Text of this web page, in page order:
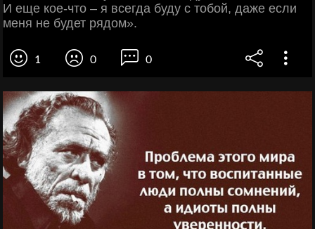
И еще кое-что – я всегда буду с тобой, даже если
меня не будет рядом».
1 0 0